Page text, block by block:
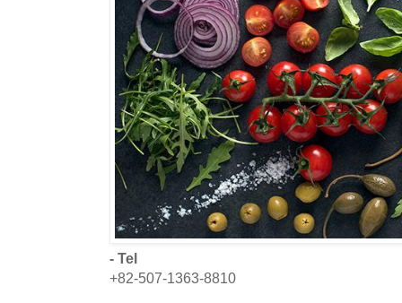
- Tel
+82-507-1363-8810